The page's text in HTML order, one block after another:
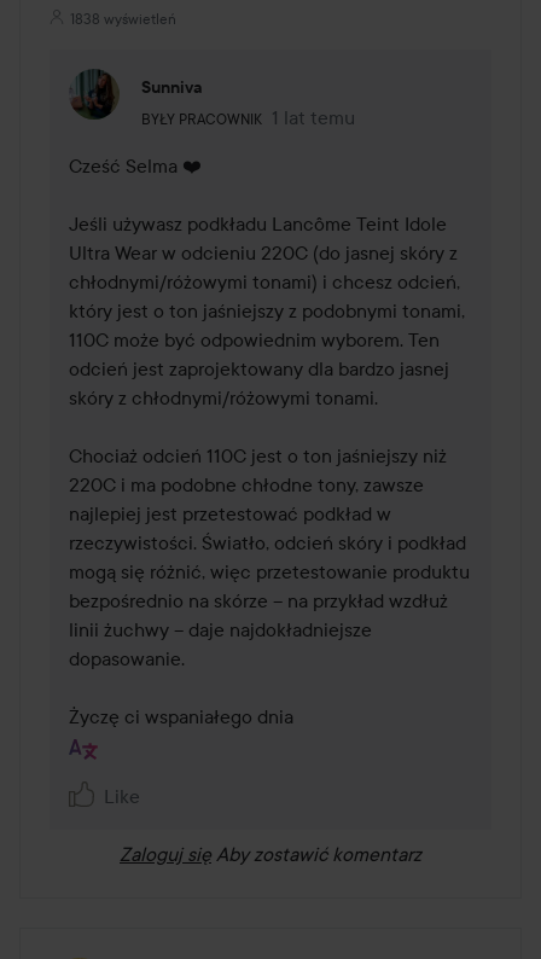
1838 wyświetleń
Sunniva
BYŁY PRACOWNIK
Rola użytkownika: Były pracownik.
1 lat temu
Komentarz został dodany 1 lat
Cześć Selma ❤️
Jeśli używasz podkładu Lancôme Teint Idole
Ultra Wear w odcieniu 220C (do jasnej skóry z
chłodnymi/różowymi tonami) i chcesz odcień,
który jest o ton jaśniejszy z podobnymi tonami,
110C może być odpowiednim wyborem. Ten
odcień jest zaprojektowany dla bardzo jasnej
skóry z chłodnymi/różowymi tonami.
Chociaż odcień 110C jest o ton jaśniejszy niż
220C i ma podobne chłodne tony, zawsze
najlepiej jest przetestować podkład w
rzeczywistości. Światło, odcień skóry i podkład
mogą się różnić, więc przetestowanie produktu
bezpośrednio na skórze – na przykład wzdłuż
linii żuchwy – daje najdokładniejsze
dopasowanie.
Życzę ci wspaniałego dnia
Like
Zaloguj się Aby zostawić komentarz